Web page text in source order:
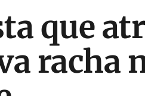
que
racha